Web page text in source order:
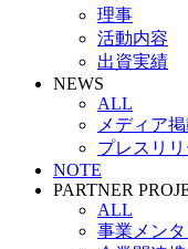
理事
活動内容
出資実績
NEWS
ALL
メディア
プレスリ
NOTE
PARTNER
ALL
事業メン